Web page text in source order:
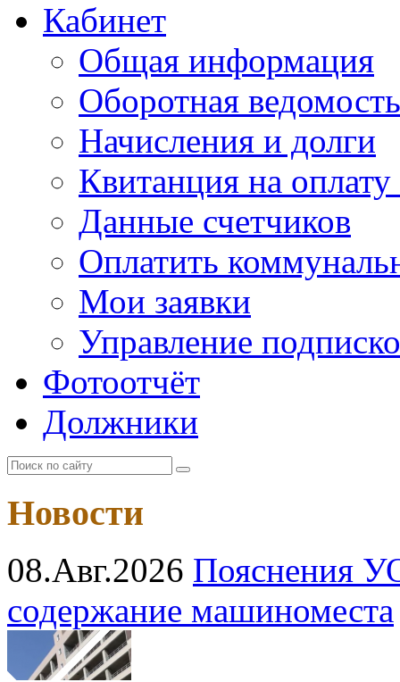
Кабинет
Общая информация
Оборотная ведомость
Начисления и долги
Квитанция на
Данные счетчиков
Оплатить
Мои заявки
Управление
Фотоотчёт
Должники
Новости
08.Авг.2026 Пояснения
содержание машиноместа